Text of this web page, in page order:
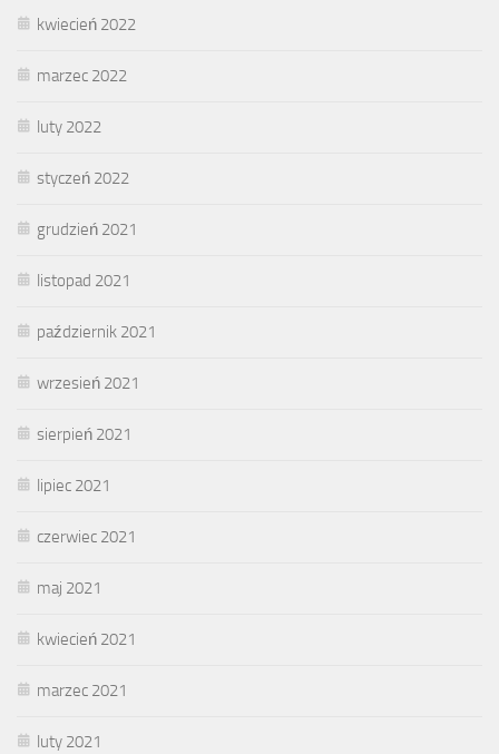
kwiecień 2022
marzec 2022
luty 2022
styczeń 2022
grudzień 2021
listopad 2021
październik 2021
wrzesień 2021
sierpień 2021
lipiec 2021
czerwiec 2021
maj 2021
kwiecień 2021
marzec 2021
luty 2021